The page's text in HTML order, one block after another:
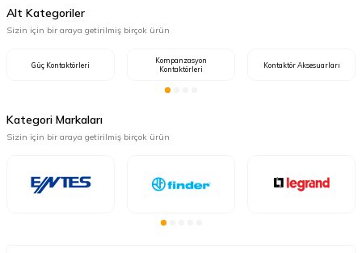
Alt Kategoriler
Sizin için bir araya getirilmiş birçok ürün
Güç Kontaktörleri
Kompanzasyon
Kontaktörleri
Kontaktör Aksesuarları
Kategori Markaları
Sizin için bir araya getirilmiş birçok ürün